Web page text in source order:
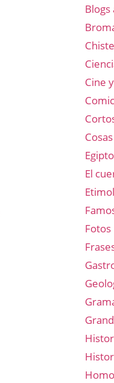
Blogs
Cine
Comic
Egipto
El